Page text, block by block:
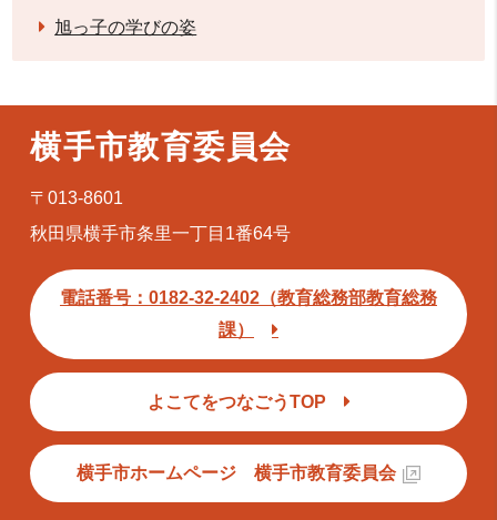
旭っ子の学びの姿
横手市教育委員会
〒013-8601
秋田県横手市条里一丁目1番64号
電話番号：0182-32-2402（教育総務部教育総務
課）
よこてをつなごうTOP
横手市ホームページ 横手市教育委員会